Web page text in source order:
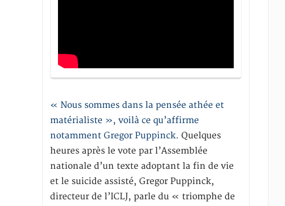
« Nous sommes dans la pensée athée et
matérialiste », voilà ce qu’affirme
notamment Gregor Puppinck. Quelques
heures après le vote par l’Assemblée
nationale d’un texte adoptant la fin de vie
et le suicide assisté, Gregor Puppinck,
directeur de l’ICLJ, parle du « triomphe de